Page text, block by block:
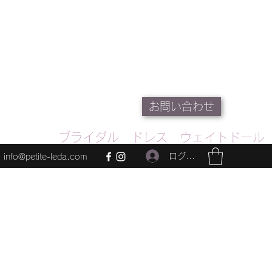
お問い合わせ
ブライダル ドレス ウェイトドール
info@petite-leda.com ログイン